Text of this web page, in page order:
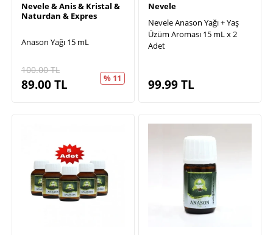
Nevele & Anis & Kristal &
Naturdan & Expres
Anason Yağı 15 mL
100.00TL
89.00TL % 11
Nevele
Nevele Anason Yağı + Yaş
Üzüm Aroması 15 mL x 2
Adet
99.99TL